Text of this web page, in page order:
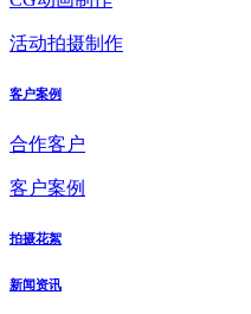
活动拍摄制作
客户案例
合作客户
客户案例
拍摄花絮
新闻资讯